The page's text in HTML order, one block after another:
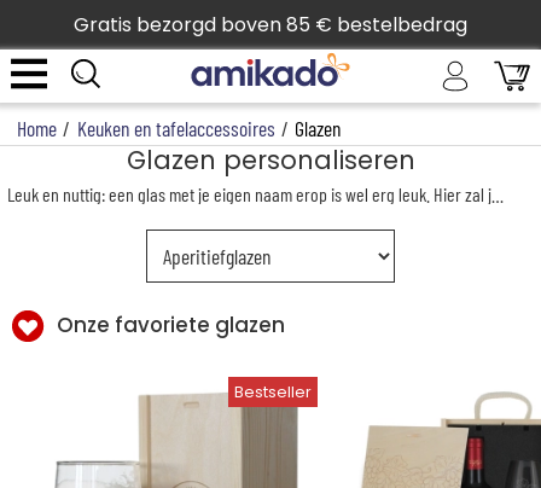
Gratis bezorgd boven 85 € bestelbedrag
Home / Keuken en tafelaccessoires / Glazen
Glazen personaliseren
Onze favoriete glazen